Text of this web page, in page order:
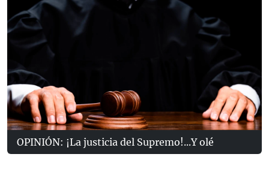
OPINIÓN: ¡La justicia del Supremo!...Y olé